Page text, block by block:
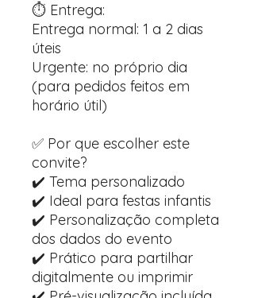
⏱️ Entrega:
Entrega normal: 1 a 2 dias
úteis
Urgente: no próprio dia
(para pedidos feitos em
horário útil)
✅ Por que escolher este
convite?
✔️ Tema personalizado
✔️ Ideal para festas infantis
✔️ Personalização completa
dos dados do evento
✔️ Prático para partilhar
digitalmente ou imprimir